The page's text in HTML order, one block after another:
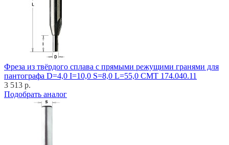
Фреза из твёрдого сплава с прямыми режущими гранями для
пантографа D=4,0 I=10,0 S=8,0 L=55,0 CMT 174.040.11
3 513 р.
Подобрать аналог